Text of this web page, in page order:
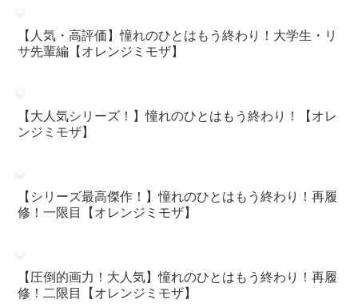
【人気・高評価】憧れのひとはもう終わり！大学生・リ
サ先輩編【オレンジミモザ】
【大人気シリーズ！】憧れのひとはもう終わり！【オレ
ンジミモザ】
【シリーズ最高傑作！】憧れのひとはもう終わり！再履
修！一限目【オレンジミモザ】
【圧倒的画力！大人気】憧れのひとはもう終わり！再履
修！二限目【オレンジミモザ】